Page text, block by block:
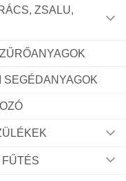
ZSALU,
SEGÉDANYAGOK